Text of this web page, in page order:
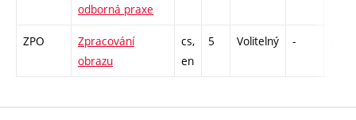
odborná praxe
ZPO
Zpracování
obrazu
cs,
en
5 Volitelný -